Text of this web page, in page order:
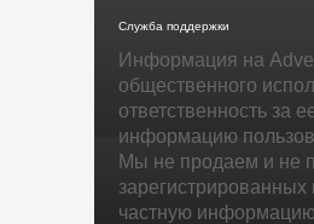
Служба поддержки
Информация на
общественного
ответственность за
информацию
Мы не продаем и не
частную информацию